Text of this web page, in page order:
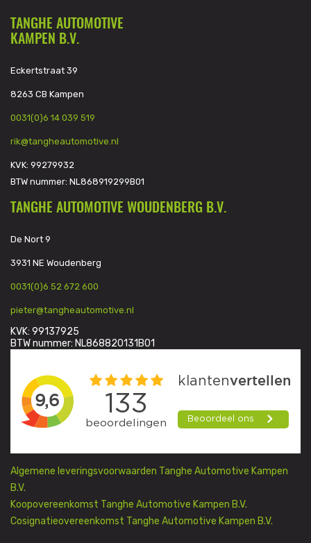
TANGHE AUTOMOTIVE
KAMPEN B.V.
Eckertstraat 39
8263 CB Kampen
0031(0)6 14 039 519
rik@tangheautomotive.nl
KVK: 99279932
BTW nummer: NL868919299B01
TANGHE AUTOMOTIVE WOUDENBERG B.V.
De Nort 9
3931 NE Woudenberg
0031(0)6 52 672 600
pieter@tangheautomotive.nl
KVK: 99137925
BTW nummer: NL868820131B01
Algemene leveringsvoorwaarden Tanghe Automotive Kampen
B.V.
Koopovereenkomst Tanghe Automotive Kampen B.V.
Cosignatieovereenkomst Tanghe Automotive Kampen B.V.